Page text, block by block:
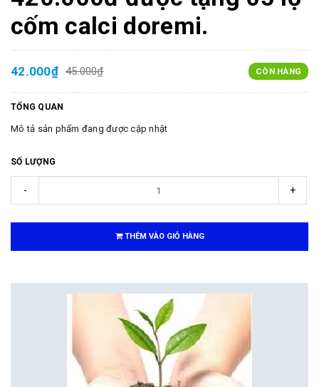
cốm calci doremi.
42.000₫ 45.000₫ CÒN HÀNG
TỔNG QUAN
Mô tả sản phẩm đang được cập nhật
SỐ LƯỢNG
- +
THÊM VÀO GIỎ HÀNG